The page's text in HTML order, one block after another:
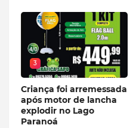
3
Criança foi arremessada
após motor de lancha
explodir no Lago
Paranoá